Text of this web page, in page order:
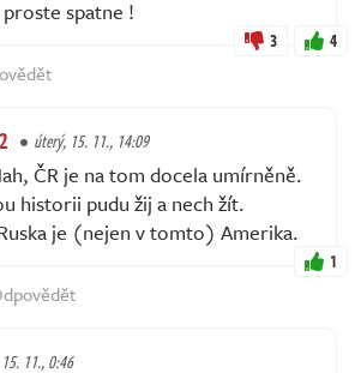
spatne !
3 4
úterý, 15. 11., 14:09
ČR je na tom docela umírněně.
historii pudu žij a nech žít.
je (nejen v tomto) Amerika.
1
11., 0:46